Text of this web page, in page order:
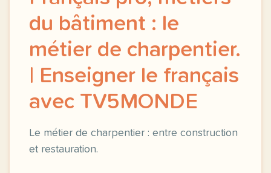
du bâtiment : le
métier de charpentier.
| Enseigner le français
avec TV5MONDE
Le métier de charpentier : entre construction
et restauration.